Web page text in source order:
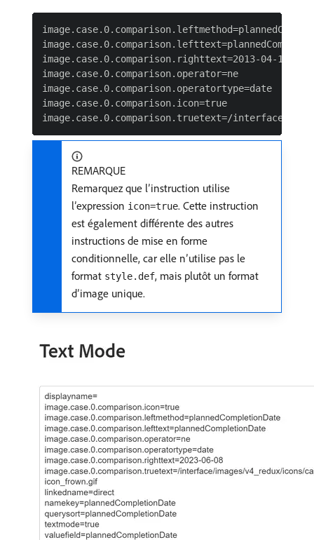
image.case.0.comparison.righttext=2013-04-
image.case.0.comparison.operator=ne
image.case.0.comparison.operatortype=date
image.case.0.comparison.icon=true
REMARQUE
Remarquez que l’instruction utilise
l’expression icon=true. Cette instruction
est également différente des autres
instructions de mise en forme
conditionnelle, car elle n’utilise pas le
format style.def, mais plutôt un format
d’image unique.